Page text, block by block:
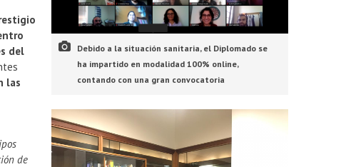
Debido a la situación sanitaria, el Diplomado se
ha impartido en modalidad 100% online,
contando con una gran convocatoria
del
las
de